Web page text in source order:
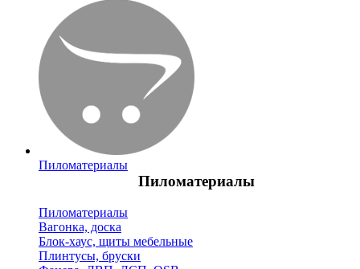
Пиломатериалы
Пиломатериалы
Пиломатериалы
Вагонка, доска
Блок-хаус, щиты мебельные
Плинтусы, бруски